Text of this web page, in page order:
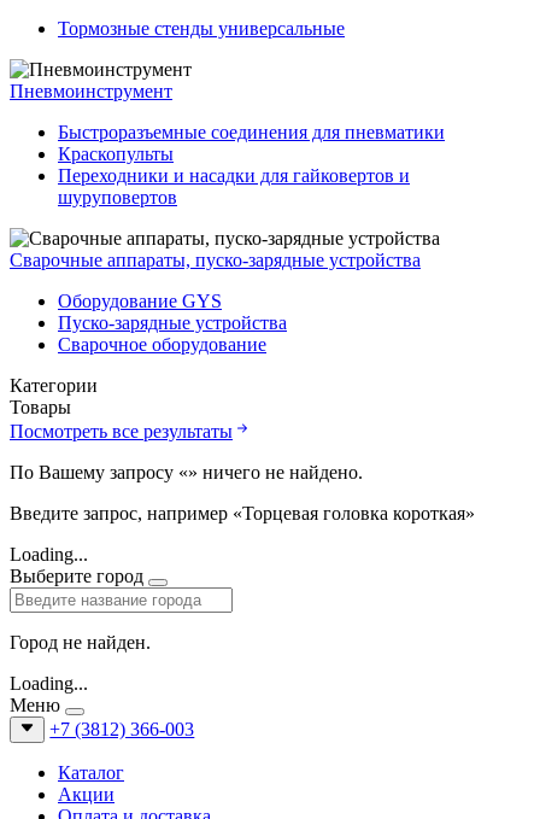
Тормозные стенды универсальные
Пневмоинструмент
Быстроразъемные соединения для пневматики
Краскопульты
Переходники и насадки для гайковертов и
шуруповертов
Сварочные аппараты, пуско-зарядные устройства
Оборудование GYS
Пуско-зарядные устройства
Сварочное оборудование
Категории
Товары
Посмотреть все результаты
По Вашему запросу «» ничего не найдено.
Введите запрос, например «Торцевая головка короткая»
Loading...
Выберите город
Город не найден.
Loading...
Меню
+7 (3812) 366-003
Каталог
Акции